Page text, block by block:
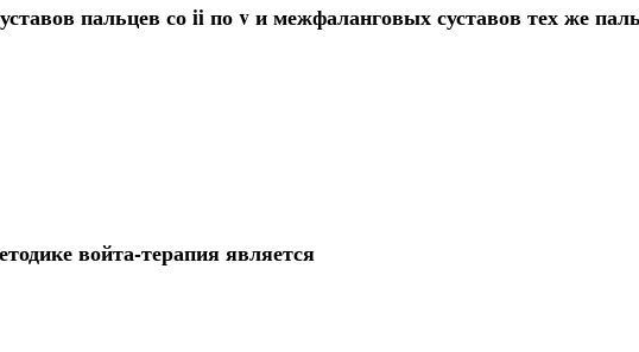
пальцев со ii по v и межфаланговых суставов тех же
войта-терапия является